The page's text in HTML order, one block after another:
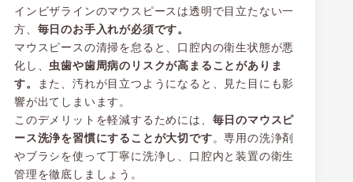
インビザラインのマウスピースは透明で目立たない一
方、 毎日のお手入れが必須です。
マウスピースの清掃を怠ると、口腔内の衛生状態が悪
化し、 虫歯や歯周病のリスクが高まることがありま
す。
また、汚れが目立つようになると、見た目にも影
響が出てしまいます。
このデメリットを軽減するためには、 毎日のマウスピ
ース洗浄を習慣にすることが大切です。専用の洗浄剤
やブラシを使って丁寧に洗浄し、口腔内と装置の衛生
管理を徹底しましょう。